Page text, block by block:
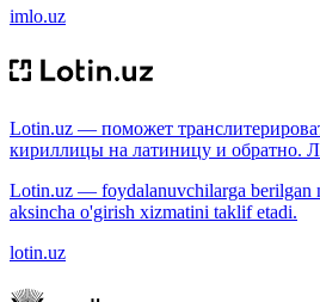
imlo.uz
Lotin.uz — поможет
кириллицы на латиницу и обратно.
Lotin.uz — foydalanuvchilarga berilgan
aksincha o'girish xizmatini taklif etadi.
lotin.uz